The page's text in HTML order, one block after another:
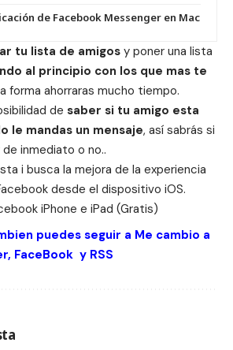
de Facebook Messenger en Mac
tu lista de amigos y poner una lista
al principio con los que mas te
forma ahorraras mucho tiempo.
de saber si tu amigo esta
le mandas un mensaje, así sabrás si
inmediato o no..
i busca la mejora de la experiencia
desde el dispositivo iOS.
iPhone e iPad (Gratis)
puedes seguir a Me cambio a
, FaceBook y RSS